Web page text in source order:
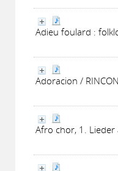
Adieu foulard :
Adoracion /
Afro chor, 1. Lieder